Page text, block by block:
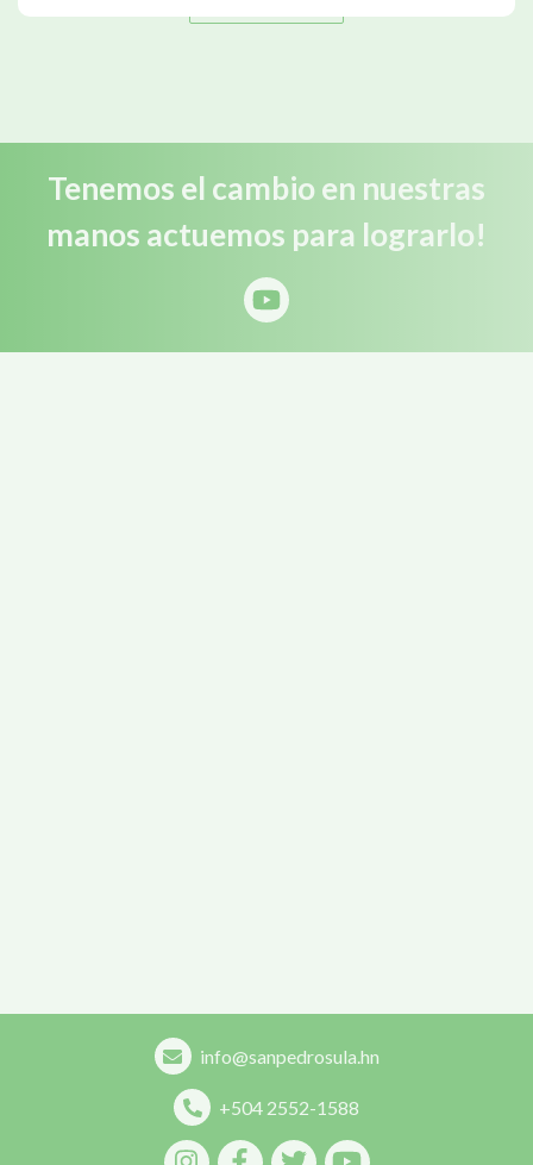
Tenemos el cambio en nuestras
manos actuemos para lograrlo!
info@sanpedrosula.hn
+504 2552-1588